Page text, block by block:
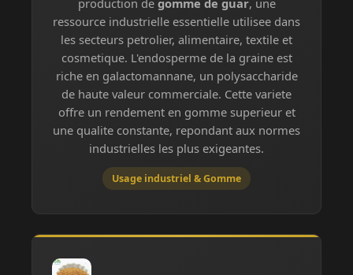
production de gomme de guar, une
ressource industrielle essentielle utilisee dans
les secteurs petrolier, alimentaire, textile et
cosmetique. L'endosperme de la graine est
riche en galactomannane, un polysaccharide
de haute valeur commerciale. Cette variete
offre un rendement en gomme superieur et
une qualite constante, repondant aux normes
industrielles les plus exigeantes.
Usage industriel & Gomme